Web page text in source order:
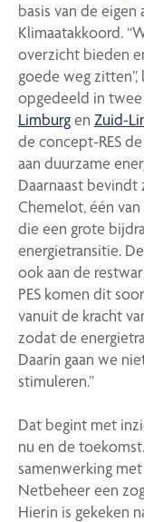
basis van de
Klimaatakkoord.
overzicht bieden
goede weg
opgedeeld in twee
Limburgen Zuid-
de concept-RES
aan duurzame
Daarnaast bevindt
Chemelot, één
die een grote
energietransitie.
ook aan de
PES komen dit
vanuit de kracht
zodat de
Daarin gaan we
stimuleren.”
Dat begint met
nu en de
samenwerking
Netbeheer een
Hierin is gekeken